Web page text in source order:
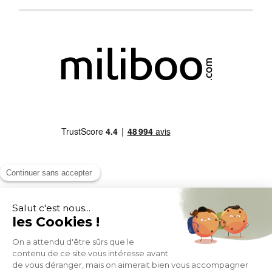
MOYENS DE PAIEMENT